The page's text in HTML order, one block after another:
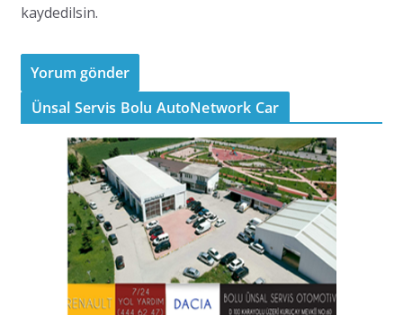
kaydedilsin.
Ünsal Servis Bolu AutoNetwork Car